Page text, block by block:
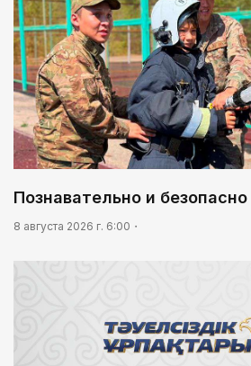
Познавательно и безопасно
8 августа 2026 г. 6:00